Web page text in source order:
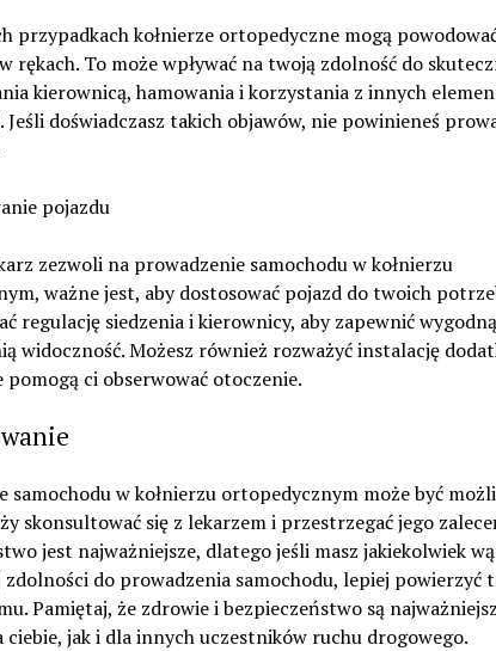
przypadkach kołnierze ortopedyczne mogą
rękach. To może wpływać na twoją zdolność do
kierownicą, hamowania i korzystania z innych
Jeśli doświadczasz takich objawów, nie powinieneś
pojazdu
zezwoli na prowadzenie samochodu w kołnierzu
ważne jest, aby dostosować pojazd do twoich
regulację siedzenia i kierownicy, aby zapewnić
widoczność. Możesz również rozważyć instalację
ci obserwować otoczenie.
samochodu w kołnierzu ortopedycznym może być
skonsultować się z lekarzem i przestrzegać jego
jest najważniejsze, dlatego jeśli masz jakiekolwiek
zdolności do prowadzenia samochodu, lepiej powierzyć
Pamiętaj, że zdrowie i bezpieczeństwo są
ciebie, jak i dla innych uczestników ruchu drogowego.